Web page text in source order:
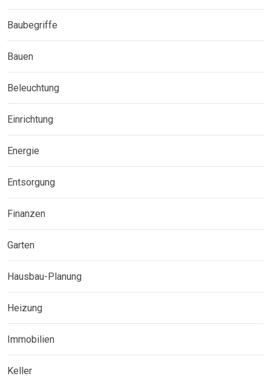
Baubegriffe
Bauen
Beleuchtung
Einrichtung
Energie
Entsorgung
Finanzen
Garten
Hausbau-Planung
Heizung
Immobilien
Keller